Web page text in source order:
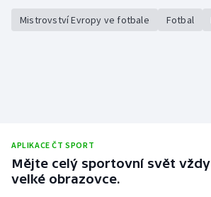
Mistrovství Evropy ve fotbale Fotbal
APLIKACE ČT SPORT
Mějte celý sportovní svět vždy
velké obrazovce.